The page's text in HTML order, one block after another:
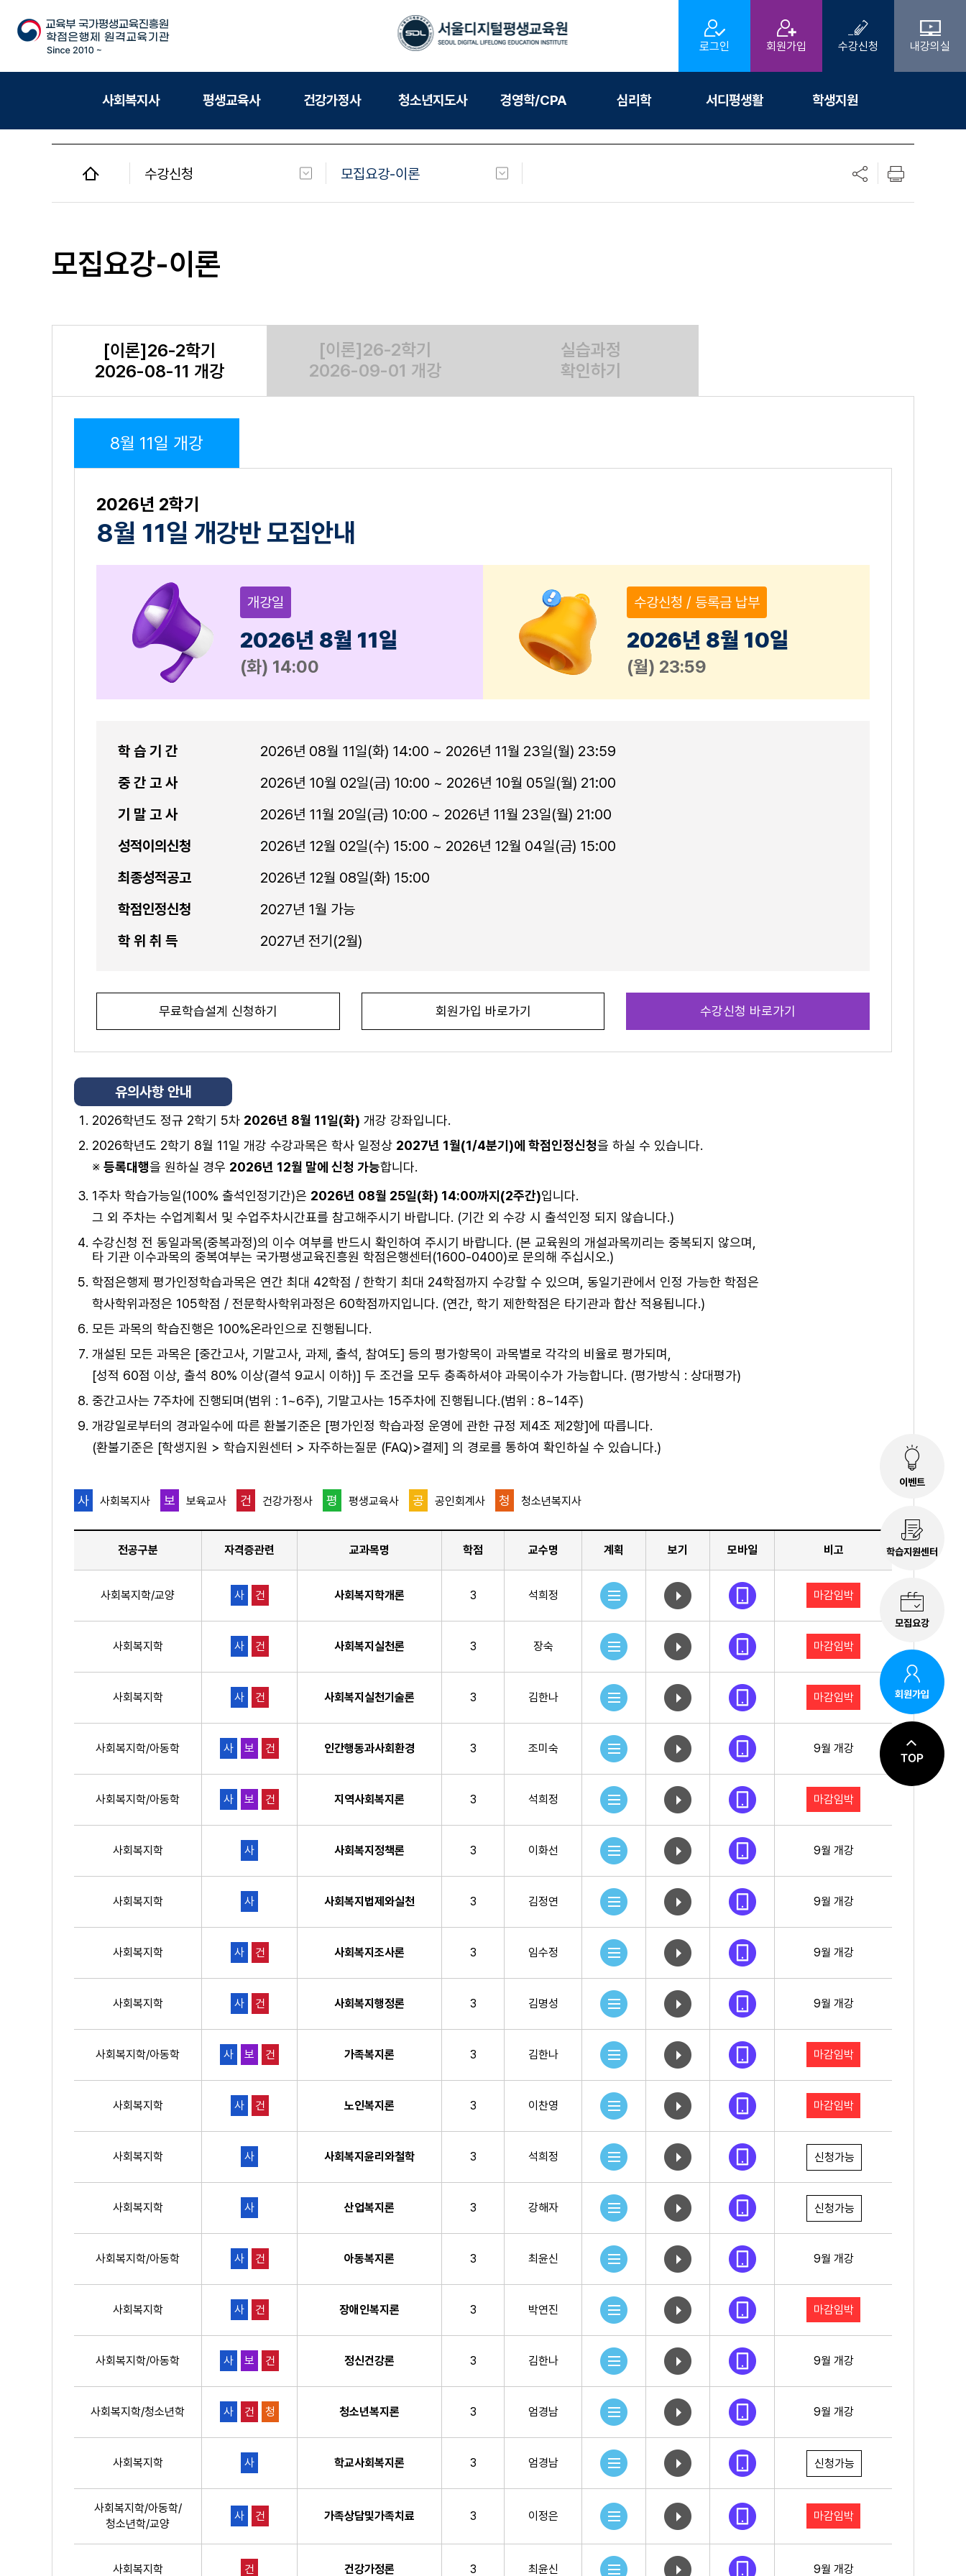
로그인 회원가입 수강신청 내강의실
사회복지사 평생교육사 건강가정사 청소년지도사 경영학/CPA 심리학 서디평생활 학생지원
수강신청
건강가정사
경영학/CPA
심리학
학생지원
수강신청
모집요강-이론
모집요강-이론
[이론]26-2학기
2026-08-11 개강
[이론]26-2학기
2026-09-01 개강
실습과정
확인하기
8월 11일 개강
2026년 2학기
8월 11일 개강반 모집안내
개강일
2026년 8월 11일
(화) 14:00
수강신청 / 등록금 납부
2026년 8월 10일
(월) 23:59
학 습 기 간
2026년 08월 11일(화) 14:00 ~ 2026년 11월 23일(월) 23:59
중 간 고 사
2026년 10월 02일(금) 10:00 ~ 2026년 10월 05일(월) 21:00
기 말 고 사
2026년 11월 20일(금) 10:00 ~ 2026년 11월 23일(월) 21:00
성적이의신청
2026년 12월 02일(수) 15:00 ~ 2026년 12월 04일(금) 15:00
최종성적공고
2026년 12월 08일(화) 15:00
학점인정신청
2027년 1월 가능
학 위 취 득
2027년 전기(2월)
무료학습설계 신청하기 회원가입 바로가기 수강신청 바로가기
유의사항 안내
2026학년도 정규 2학기 5차 2026년 8월 11일(화) 개강 강좌입니다.
2026학년도 2학기 8월 11일 개강 수강과목은 학사 일정상 2027년 1월(1/4분기)에 학점인정신청을 하실 수 있습니다.
※ 등록대행을 원하실 경우 2026년 12월 말에 신청 가능합니다.
1주차 학습가능일(100% 출석인정기간)은 2026년 08월 25일(화) 14:00까지(2주간)입니다.
그 외 주차는 수업계획서 및 수업주차시간표를 참고해주시기 바랍니다. (기간 외 수강 시 출석인정 되지 않습니다.)
수강신청 전 동일과목(중복과정)의 이수 여부를 반드시 확인하여 주시기 바랍니다. (본 교육원의 개설과목끼리는 중복되지 않으며,
타 기관 이수과목의 중복여부는 국가평생교육진흥원 학점은행센터(1600-0400)로 문의해 주십시오.)
학점은행제 평가인정학습과목은 연간 최대 42학점 / 한학기 최대 24학점까지 수강할 수 있으며, 동일기관에서 인정 가능한 학점은
학사학위과정은 105학점 / 전문학사학위과정은 60학점까지입니다. (연간, 학기 제한학점은 타기관과 합산 적용됩니다.)
모든 과목의 학습진행은 100%온라인으로 진행됩니다.
개설된 모든 과목은 [중간고사, 기말고사, 과제, 출석, 참여도] 등의 평가항목이 과목별로 각각의 비율로 평가되며,
[성적 60점 이상, 출석 80% 이상(결석 9교시 이하)] 두 조건을 모두 충족하셔야 과목이수가 가능합니다. (평가방식 : 상대평가)
중간고사는 7주차에 진행되며(범위 : 1~6주), 기말고사는 15주차에 진행됩니다.(범위 : 8~14주)
개강일로부터의 경과일수에 따른 환불기준은 [평가인정 학습과정 운영에 관한 규정 제4조 제2항]에 따릅니다.
(환불기준은 [학생지원 > 학습지원센터 > 자주하는질문 (FAQ)>결제] 의 경로를 통하여 확인하실 수 있습니다.)
사 사회복지사 보 보육교사 건 건강가정사 평 평생교육사 공 공인회계사 청 청소년복지사
전공구분 자격증관련 교과목명 학점 교수명 계획 보기 모바일 비고
사회복지학/교양 사 건 사회복지학개론 3 석희정 마감임박
사회복지학 사 건 사회복지실천론 3 장숙 마감임박
사회복지학 사 건 사회복지실천기술론 3 김한나 마감임박
사회복지학/아동학 사 보 건 인간행동과사회환경 3 조미숙 9월 개강
사회복지학/아동학 사 보 건 지역사회복지론 3 석희정 마감임박
사회복지학 사 사회복지정책론 3 이화선 9월 개강
사회복지학 사 사회복지법제와실천 3 김정연 9월 개강
사회복지학 사 건 사회복지조사론 3 임수정 9월 개강
사회복지학 사 건 사회복지행정론 3 김명성 9월 개강
사회복지학/아동학 사 보 건 가족복지론 3 김한나 마감임박
사회복지학 사 건 노인복지론 3 이찬영 마감임박
사회복지학 사 사회복지윤리와철학 3 석희정 신청가능
사회복지학 사 산업복지론 3 강해자 신청가능
사회복지학/아동학 사 건 아동복지론 3 최윤신 9월 개강
사회복지학 사 건 장애인복지론 3 박연진 마감임박
사회복지학/아동학 사 보 건 정신건강론 3 김한나 9월 개강
사회복지학/청소년학 사 건 청 청소년복지론 3 엄경남 9월 개강
사회복지학 사 학교사회복지론 3 엄경남 신청가능
사회복지학/아동학/
청소년학/교양
사 건 가족상담및가족치료 3 이정은 마감임박
사회복지학 건 건강가정론 3 최윤신 9월 개강
이벤트
학습지원센터
모집요강
회원가입